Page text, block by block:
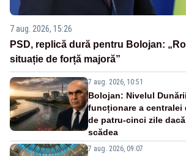
7 aug. 2026, 15:26
PSD, replică dură pentru Bolojan:
situație de forță majoră”
7 aug. 2026, 10:51
Bolojan: Nivelul
funcționare a centralei
de patru-cinci zile
scădea
7 aug. 2026, 09:07